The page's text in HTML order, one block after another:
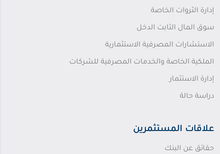
إدارة الثروات الخاصة
سوق المال الثابت الدخل
الاستشارات المصرفية الاستثمارية
الملكية الخاصة والخدمات المصرفية للشركات
إدارة الاستثمار
دراسة حالة
علاقات المستثمرين
حقائق عن البنك